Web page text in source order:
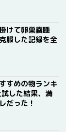
けて卵巣嚢腫
服した記録を全
すめの物ランキ
した結果、満
だった！